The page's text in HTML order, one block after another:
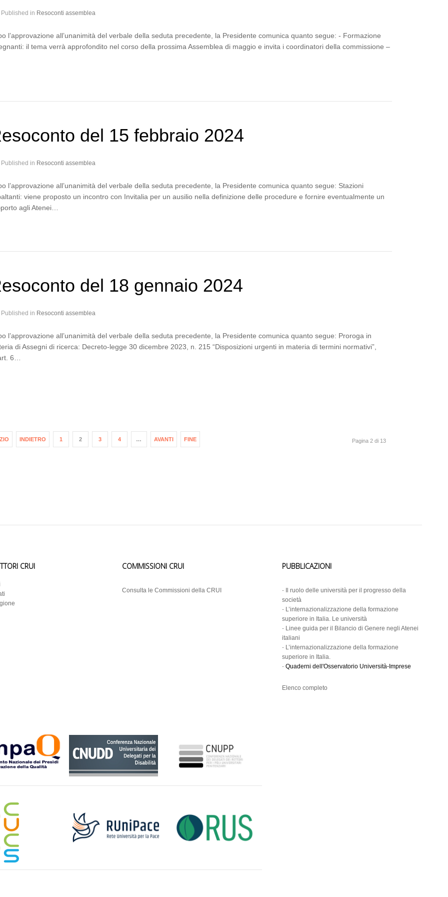
Published in Resoconti assemblea
l’approvazione all’unanimità del verbale della seduta precedente, la Presidente comunica quanto segue: - Formazione
il tema verrà approfondito nel corso della prossima Assemblea di maggio e invita i coordinatori della commissione –
del 15 febbraio 2024
Published in Resoconti assemblea
l’approvazione all’unanimità del verbale della seduta precedente, la Presidente comunica quanto segue: Stazioni
viene proposto un incontro con Invitalia per un ausilio nella definizione delle procedure e fornire eventualmente un
agli Atenei…
del 18 gennaio 2024
Published in Resoconti assemblea
l’approvazione all’unanimità del verbale della seduta precedente, la Presidente comunica quanto segue: Proroga in
di Assegni di ricerca: Decreto-legge 30 dicembre 2023, n. 215 “Disposizioni urgenti in materia di termini normativi”,
6…
INDIETRO 1 2 3 4 … AVANTI FINE Pagina 2 di 13
CRUI COMMISSIONI CRUI
Consulta le Commissioni della CRUI
PUBBLICAZIONI
-
Il ruolo delle università per il progresso della
società
- L’internazionalizzazione della formazione
superiore in Italia. Le università
- Linee guida per il Bilancio di Genere negli Atenei
italiani
- L’internazionalizzazione della formazione
superiore in Italia.
- Quaderni dell'Osservatorio Università-Imprese
Elenco completo